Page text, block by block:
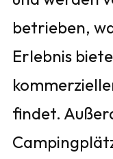
betrieben,
Erlebnis
findet.